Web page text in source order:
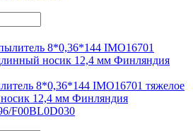
8*0,36*144 IMO16701 тяжелое
12,4 мм Финляндия
F00BL0D030